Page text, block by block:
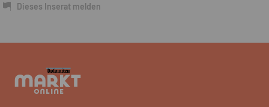
Dieses Inserat melden